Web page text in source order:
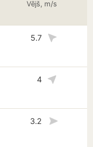
Vējš, m/s
5.7
4
3.2